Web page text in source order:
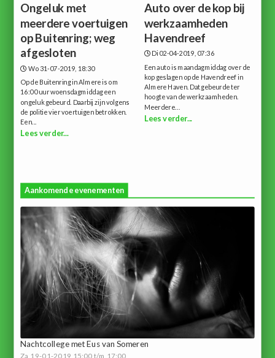
Ongeluk met
meerdere voertuigen
op Buitenring; weg
afgesloten
Wo 31-07-2019, 18:30
Op de Buitenring in Almere is om
16:00 uur woensdagmiddag een
ongeluk gebeurd. Daarbij zijn volgens
de politie vier voertuigen betrokken.
Een...
Lees verder...
Auto over de kop bij
werkzaamheden
Havendreef
Di 02-04-2019, 07:36
Een auto is maandagmiddag over de
kop geslagen op de Havendreef in
Almere Haven. Dat gebeurde ter
hoogte van de werkzaamheden.
Meerdere...
Lees verder...
Aankomende evenementen
Nachtcollege met Eus van Someren
Za 19-01-2019 15:00 t/m 17:00